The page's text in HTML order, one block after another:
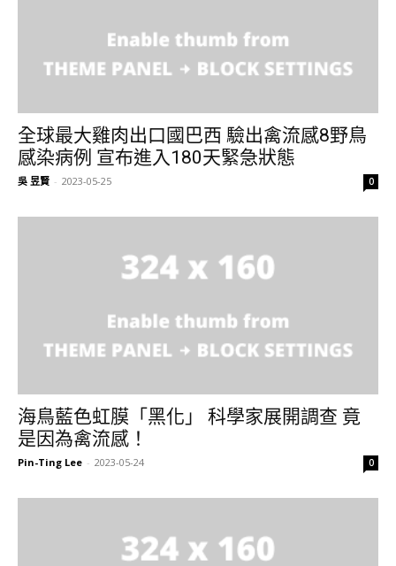
全球最大雞肉出口國巴西 驗出禽流感8野鳥
感染病例 宣布進入180天緊急狀態
吳 昱賢 - 2023-05-25 0
海鳥藍色虹膜「黑化」 科學家展開調查 竟
是因為禽流感！
Pin-Ting Lee - 2023-05-24 0